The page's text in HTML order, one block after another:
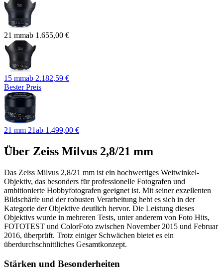
21 mmab 1.655,00 €
15 mmab 2.182,59 €
Bester Preis
21 mm 21ab 1.499,00 €
Über Zeiss Milvus 2,8/21 mm
Das Zeiss Milvus 2,8/21 mm ist ein hochwertiges Weitwinkel-
Objektiv, das besonders für professionelle Fotografen und
ambitionierte Hobbyfotografen geeignet ist. Mit seiner exzellenten
Bildschärfe und der robusten Verarbeitung hebt es sich in der
Kategorie der Objektive deutlich hervor. Die Leistung dieses
Objektivs wurde in mehreren Tests, unter anderem von Foto Hits,
FOTOTEST und ColorFoto zwischen November 2015 und Februar
2016, überprüft. Trotz einiger Schwächen bietet es ein
überdurchschnittliches Gesamtkonzept.
Stärken und Besonderheiten